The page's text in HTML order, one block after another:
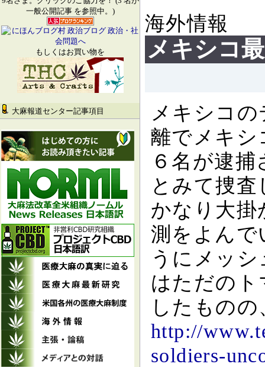
一般公開記事 を参照中。)
もしくはお買い物を
大麻報道センター記事項目
海外情報
メキシコ
メキシコのティファナから約２８０マイル、アメリカのサンディエゴから約２００マイルの距
離でメキシ
６名が逮
とみて捜
かなり大掛
測をよんで
うにメッ
はただのト
したもの
http://
soldiers-